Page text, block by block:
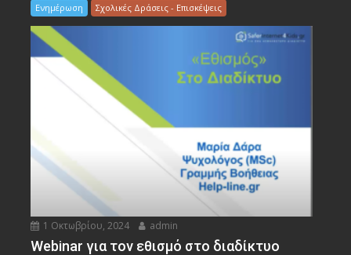
Ενημέρωση
Σχολικές Δράσεις - Επισκέψεις
1 Οκτωβρίου, 2024 admin
Webinar για τον εθισμό στο διαδίκτυο